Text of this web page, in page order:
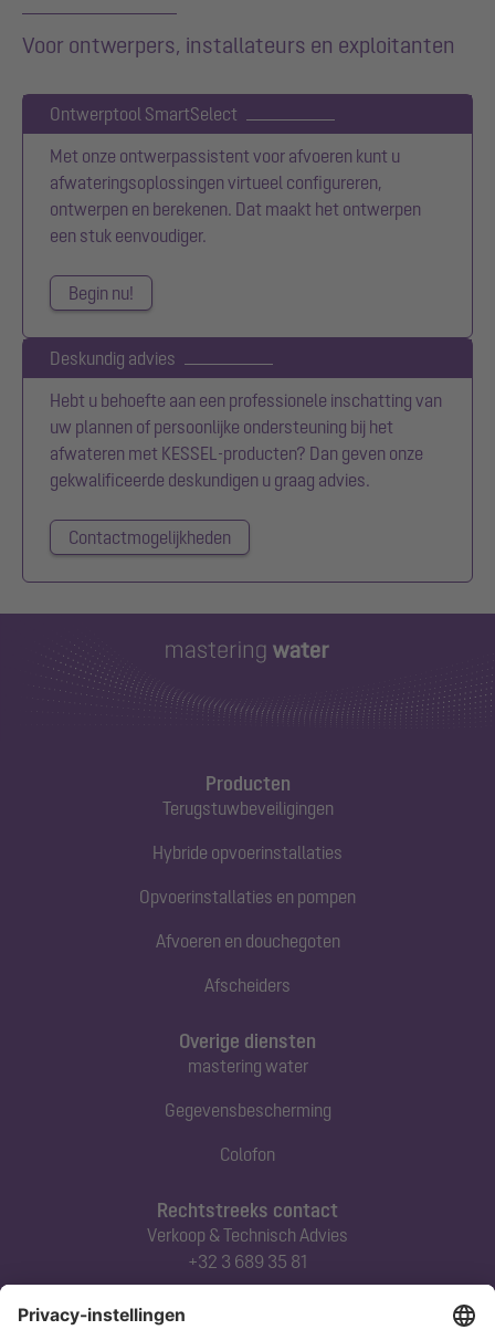
Voor ontwerpers, installateurs en exploitanten
Ontwerptool SmartSelect
Met onze ontwerpassistent voor afvoeren kunt u
afwateringsoplossingen virtueel configureren,
ontwerpen en berekenen. Dat maakt het ontwerpen
een stuk eenvoudiger.
Begin nu!
Deskundig advies
Hebt u behoefte aan een professionele inschatting van
uw plannen of persoonlijke ondersteuning bij het
afwateren met KESSEL-producten? Dan geven onze
gekwalificeerde deskundigen u graag advies.
Contactmogelijkheden
Producten
Terugstuwbeveiligingen
Hybride opvoerinstallaties
Opvoerinstallaties en pompen
Afvoeren en douchegoten
Afscheiders
Rechtstreeks contact
Verkoop & Technisch Advies
+32 3 689 35 81
Overige diensten
mastering water
Gegevensbescherming
Colofon